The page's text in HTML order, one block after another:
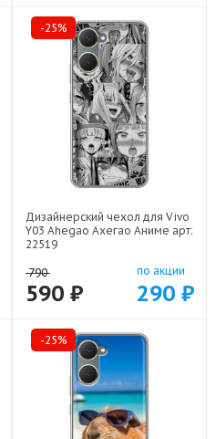
-25%
Дизайнерский чехол для Vivo
Y03 Ahegao Ахегао Аниме арт:
22519
790
590 ₽
по акции
290 ₽
-25%